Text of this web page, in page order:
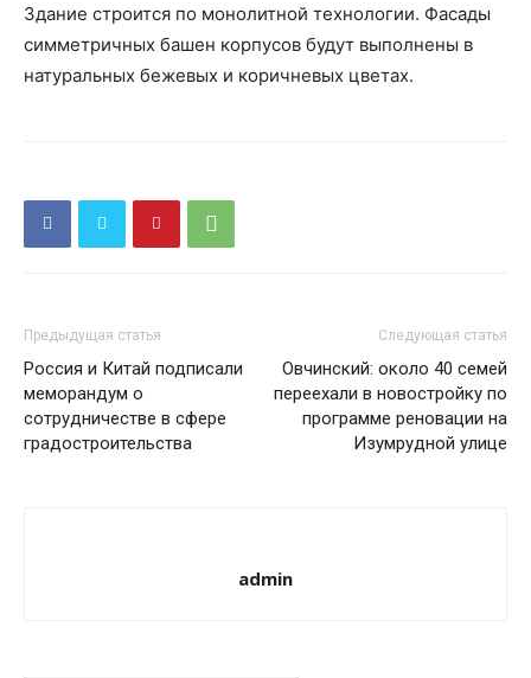
Здание строится по монолитной технологии. Фасады
симметричных башен корпусов будут выполнены в
натуральных бежевых и коричневых цветах.
Предыдущая статья
Россия и Китай подписали
меморандум о
сотрудничестве в сфере
градостроительства
Следующая статья
Овчинский: около 40 семей
переехали в новостройку по
программе реновации на
Изумрудной улице
admin